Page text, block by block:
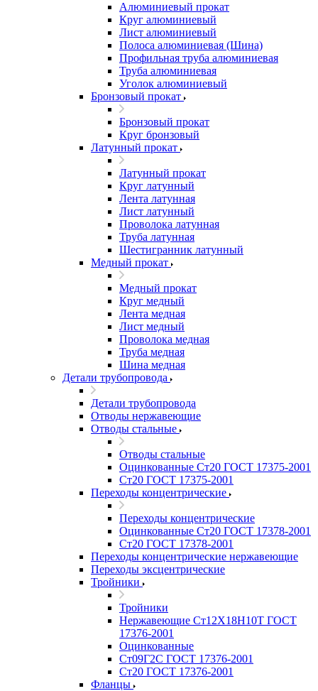
Алюминиевый прокат
Круг алюминиевый
Лист алюминиевый
Полоса алюминиевая (Шина)
Профильная труба алюминиевая
Труба алюминиевая
Уголок алюминиевый
Бронзовый прокат
Бронзовый прокат
Круг бронзовый
Латунный прокат
Латунный прокат
Круг латунный
Лента латунная
Лист латунный
Проволока латунная
Труба латунная
Шестигранник латунный
Медный прокат
Медный прокат
Круг медный
Лента медная
Лист медный
Проволока медная
Труба медная
Шина медная
Детали трубопровода
Детали трубопровода
Отводы нержавеющие
Отводы стальные
Отводы стальные
Оцинкованные Ст20 ГОСТ 17375-2001
Ст20 ГОСТ 17375-2001
Переходы концентрические
Переходы концентрические
Оцинкованные Ст20 ГОСТ 17378-2001
Ст20 ГОСТ 17378-2001
Переходы концентрические нержавеющие
Переходы эксцентрические
Тройники
Тройники
Нержавеющие Ст12Х18Н10Т ГОСТ
17376-2001
Оцинкованные
Ст09Г2С ГОСТ 17376-2001
Ст20 ГОСТ 17376-2001
Фланцы